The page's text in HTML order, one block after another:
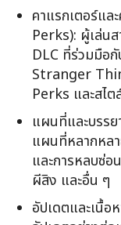
คาแรกเตอร์แ
Perks): ผู้เล่น
DLC ที่ร่วมมือ
Stranger
Perks และสไต
แผนที่และบรร
แผนที่หลากหล
และการหลบซ่อ
ผีสิง และอื่น ๆ
อัปเดตและเนื้อ